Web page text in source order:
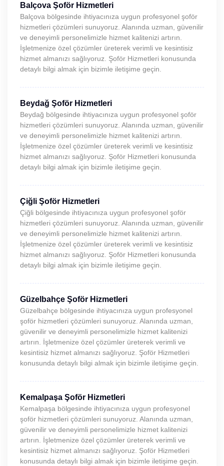
Balçova Şoför Hizmetleri
Balçova bölgesinde ihtiyacınıza uygun profesyonel şoför
hizmetleri çözümleri sunuyoruz. Alanında uzman, güvenilir
ve deneyimli personelimizle hizmet kalitenizi artırın.
İşletmenize özel çözümler üreterek verimli ve kesintisiz
hizmet almanızı sağlıyoruz. Şoför Hizmetleri konusunda
detaylı bilgi almak için bizimle iletişime geçin.
Beydağ Şoför Hizmetleri
Beydağ bölgesinde ihtiyacınıza uygun profesyonel şoför
hizmetleri çözümleri sunuyoruz. Alanında uzman, güvenilir
ve deneyimli personelimizle hizmet kalitenizi artırın.
İşletmenize özel çözümler üreterek verimli ve kesintisiz
hizmet almanızı sağlıyoruz. Şoför Hizmetleri konusunda
detaylı bilgi almak için bizimle iletişime geçin.
Çiğli Şoför Hizmetleri
Çiğli bölgesinde ihtiyacınıza uygun profesyonel şoför
hizmetleri çözümleri sunuyoruz. Alanında uzman, güvenilir
ve deneyimli personelimizle hizmet kalitenizi artırın.
İşletmenize özel çözümler üreterek verimli ve kesintisiz
hizmet almanızı sağlıyoruz. Şoför Hizmetleri konusunda
detaylı bilgi almak için bizimle iletişime geçin.
Güzelbahçe Şoför Hizmetleri
Güzelbahçe bölgesinde ihtiyacınıza uygun profesyonel
şoför hizmetleri çözümleri sunuyoruz. Alanında uzman,
güvenilir ve deneyimli personelimizle hizmet kalitenizi
artırın. İşletmenize özel çözümler üreterek verimli ve
kesintisiz hizmet almanızı sağlıyoruz. Şoför Hizmetleri
konusunda detaylı bilgi almak için bizimle iletişime geçin.
Kemalpaşa Şoför Hizmetleri
Kemalpaşa bölgesinde ihtiyacınıza uygun profesyonel
şoför hizmetleri çözümleri sunuyoruz. Alanında uzman,
güvenilir ve deneyimli personelimizle hizmet kalitenizi
artırın. İşletmenize özel çözümler üreterek verimli ve
kesintisiz hizmet almanızı sağlıyoruz. Şoför Hizmetleri
konusunda detaylı bilgi almak için bizimle iletişime geçin.